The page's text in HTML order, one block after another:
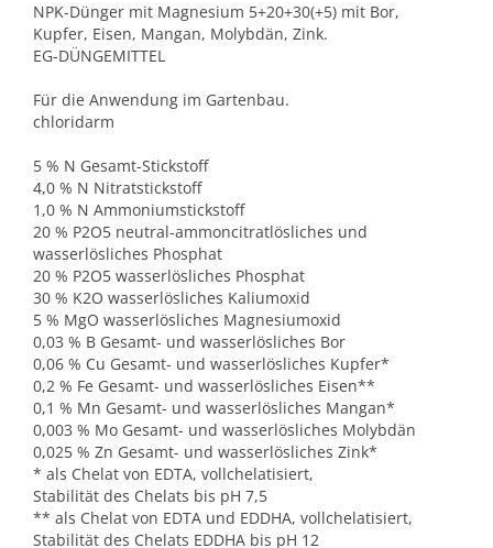
NPK-Dünger mit Magnesium 5+20+30(+5) mit Bor,
Kupfer, Eisen, Mangan, Molybdän, Zink.
EG-DÜNGEMITTEL
Für die Anwendung im Gartenbau.
chloridarm
5 % N Gesamt-Stickstoff
4,0 % N Nitratstickstoff
1,0 % N Ammoniumstickstoff
20 % P2O5 neutral-ammoncitratlösliches und
wasserlösliches Phosphat
20 % P2O5 wasserlösliches Phosphat
30 % K2O wasserlösliches Kaliumoxid
5 % MgO wasserlösliches Magnesiumoxid
0,03 % B Gesamt- und wasserlösliches Bor
0,06 % Cu Gesamt- und wasserlösliches Kupfer*
0,2 % Fe Gesamt- und wasserlösliches Eisen**
0,1 % Mn Gesamt- und wasserlösliches Mangan*
0,003 % Mo Gesamt- und wasserlösliches Molybdän
0,025 % Zn Gesamt- und wasserlösliches Zink*
* als Chelat von EDTA, vollchelatisiert,
Stabilität des Chelats bis pH 7,5
** als Chelat von EDTA und EDDHA, vollchelatisiert,
Stabilität des Chelats EDDHA bis pH 12